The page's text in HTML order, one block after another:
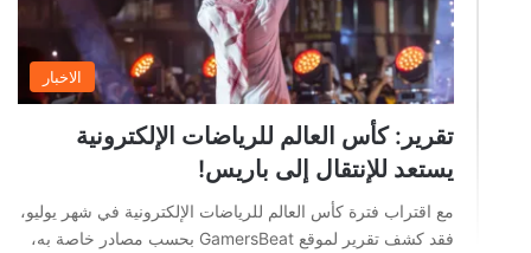
الاخبار
تقرير: كأس العالم للرياضات الإلكترونية
يستعد للإنتقال إلى باريس!
مع اقتراب فترة كأس العالم للرياضات الإلكترونية في شهر يوليو،
فقد كشف تقرير لموقع GamersBeat بحسب مصادر خاصة به،